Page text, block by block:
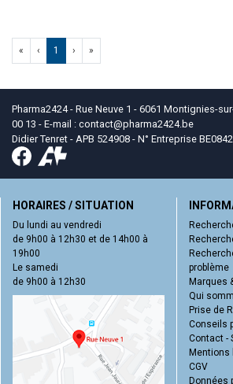
« ‹ 1 › »
Pharma2424 - Rue Neuve 1 - 6061 Montignies-
00 13 - E-mail : contact@pharma2424.be
Didier Tenret - APB 524908 - N° Entreprise
HORAIRES / SITUATION
Du lundi au vendredi
de 9h00 à 12h30 et de 14h00 à
19h00
Le samedi
de 9h00 à 12h30
problème
Marques
Qui
Prise de
Conseils
Contact -
Mentions
CGV
Données